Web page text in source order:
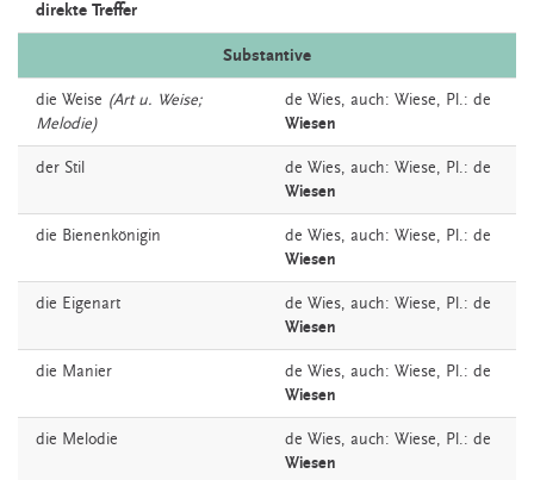
direkte Treffer
Substantive
die Weise (Art u. Weise;
Melodie)
de Wies, auch: Wiese, Pl.: de
Wiesen
der Stil de Wies, auch: Wiese, Pl.: de
Wiesen
die Bienenkönigin de Wies, auch: Wiese, Pl.: de
Wiesen
die Eigenart de Wies, auch: Wiese, Pl.: de
Wiesen
die Manier de Wies, auch: Wiese, Pl.: de
Wiesen
die Melodie de Wies, auch: Wiese, Pl.: de
Wiesen